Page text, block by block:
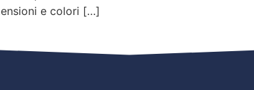
e colori […]